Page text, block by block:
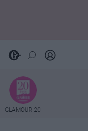
GLAMOUR 20